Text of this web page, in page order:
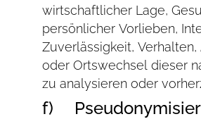
wirtschaftlicher Lage,
persönlicher Vorlieben,
Zuverlässigkeit,
oder Ortswechsel dieser
zu analysieren oder
f)